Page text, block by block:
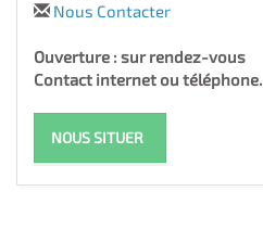
Nous Contacter
Ouverture : sur rendez-vous
Contact internet ou téléphone.
NOUS SITUER